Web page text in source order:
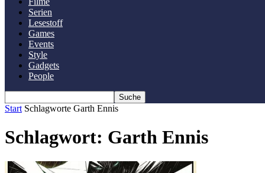
Serien
Lesestoff
Games
Events
Style
Gadgets
People
Start Schlagworte Garth Ennis
Schlagwort: Garth Ennis